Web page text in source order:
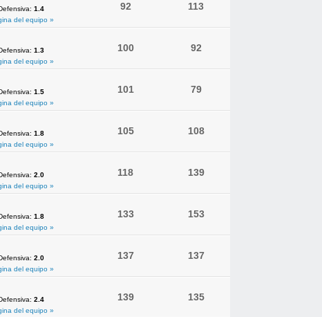
1.4
del equipo »
92 113
1.3
del equipo »
100 92
1.5
del equipo »
101 79
1.8
del equipo »
105 108
2.0
del equipo »
118 139
1.8
del equipo »
133 153
2.0
del equipo »
137 137
2.4
del equipo »
139 135